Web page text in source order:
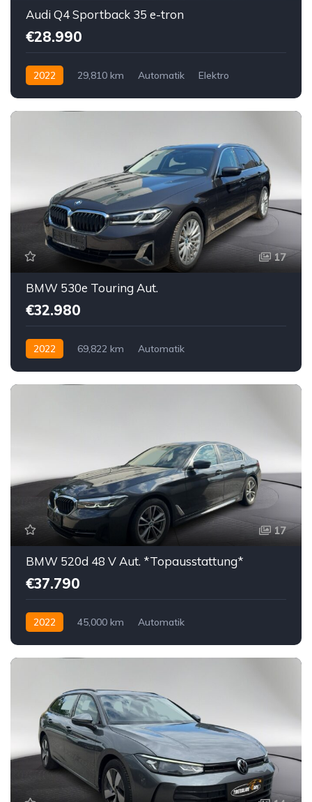
Audi Q4 Sportback 35 e-tron
€28.990
2022 29,810 km Automatik
Elektro
17
BMW 530e Touring Aut.
€32.980
2022 69,822 km
Automatik
17
BMW 520d 48 V Aut. *Topausstattung*
€37.790
2022 45,000 km
Automatik